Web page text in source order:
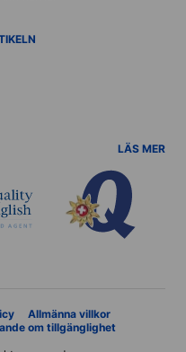
LÄS MER
Allmänna villkor
om tillgänglighet